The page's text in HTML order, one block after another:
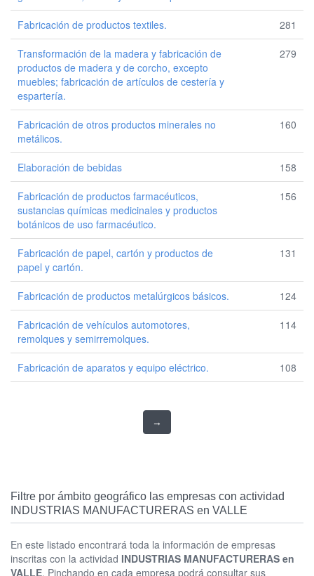
Fabricación de productos textiles. 281
Transformación de la madera y fabricación de
productos de madera y de corcho, excepto
muebles; fabricación de artículos de cestería y
espartería.
279
Fabricación de otros productos minerales no
metálicos.
160
Elaboración de bebidas 158
Fabricación de productos farmacéuticos,
sustancias químicas medicinales y productos
botánicos de uso farmacéutico.
156
Fabricación de papel, cartón y productos de
papel y cartón.
131
Fabricación de productos metalúrgicos básicos. 124
Fabricación de vehículos automotores,
remolques y semirremolques.
114
Fabricación de aparatos y equipo eléctrico. 108
→
Filtre por ámbito geográfico las empresas con actividad
INDUSTRIAS MANUFACTURERAS en VALLE
En este listado encontrará toda la información de empresas
inscritas con la actividad INDUSTRIAS MANUFACTURERAS en
VALLE. Pinchando en cada empresa podrá consultar sus